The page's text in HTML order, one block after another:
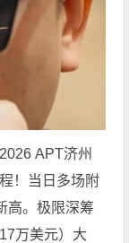
APT济州
！当日多场附
高。极限深筹
万美元）大